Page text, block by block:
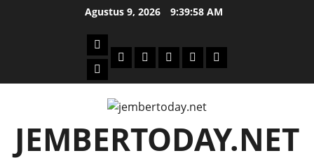
Agustus 9, 2026 9:39:58 AM
Beranda
News
PolitikOtomotifEkonomiSosialtentang
JEMBERTODAY.NET